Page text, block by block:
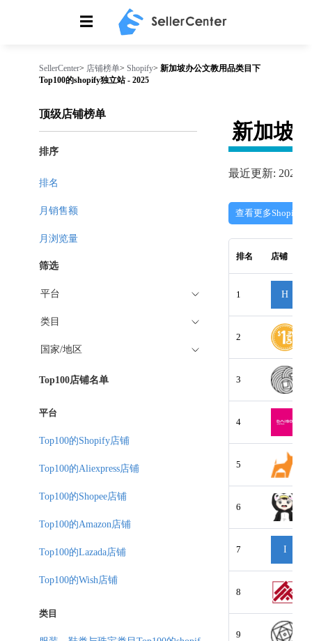
☰
SellerCenter> 店铺榜单> Shopify> 新加坡办公文教用品类目下
Top100的shopify独立站 - 2025
新加坡
最近更新: 2026-
查看更多Shopify
排名 店铺
1 H
2
3
4
5
6
7 I
8
9
顶级店铺榜单
排序
排名
月销售额
月浏览量
筛选
平台
类目
国家/地区
Top100店铺名单
平台
Top100的Shopify店铺
Top100的Aliexpress店铺
Top100的Shopee店铺
Top100的Amazon店铺
Top100的Lazada店铺
Top100的Wish店铺
类目